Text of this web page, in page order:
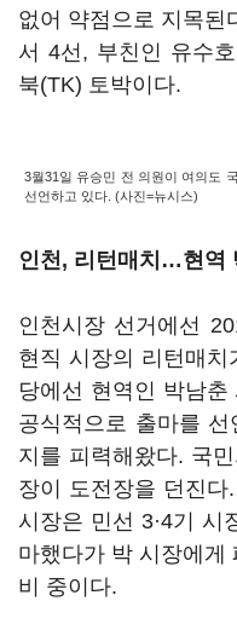
없어 약점으로 지목된
서 4선, 부친인 유수
북(TK) 토박이다.
3월31일 유승민 전 의원이 여의도
선언하고 있다. (사진=뉴시스)
인천, 리턴매치…현역
인천시장 선거에선
현직 시장의 리턴매
당에선 현역인 박남
공식적으로 출마를
지를 피력해왔다. 국
장이 도전장을 던진
시장은 민선 3·4기 시
마했다가 박 시장에게
비 중이다.